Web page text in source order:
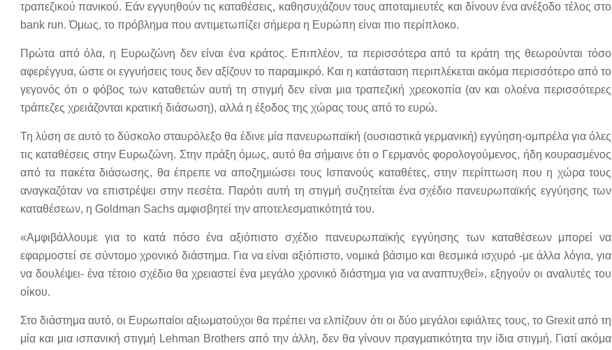
τραπεζικού πανικού. Εάν εγγυηθούν τις καταθέσεις, καθησυχάζουν τους αποταμιευτές και δίνουν ένα ανέξοδο τέλος στο
bank run. Όμως, το πρόβλημα που αντιμετωπίζει σήμερα η Ευρώπη είναι πιο περίπλοκο.
Πρώτα από όλα, η Ευρωζώνη δεν είναι ένα κράτος. Επιπλέον, τα περισσότερα από τα κράτη της θεωρούνται τόσο
αφερέγγυα, ώστε οι εγγυήσεις τους δεν αξίζουν το παραμικρό. Και η κατάσταση περιπλέκεται ακόμα περισσότερο από το
γεγονός ότι ο φόβος των καταθετών αυτή τη στιγμή δεν είναι μια τραπεζική χρεοκοπία (αν και ολοένα περισσότερες
τράπεζες χρειάζονται κρατική διάσωση), αλλά η έξοδος της χώρας τους από το ευρώ.
Τη λύση σε αυτό το δύσκολο σταυρόλεξο θα έδινε μία πανευρωπαϊκή (ουσιαστικά γερμανική) εγγύηση-ομπρέλα για όλες
τις καταθέσεις στην Ευρωζώνη. Στην πράξη όμως, αυτό θα σήμαινε ότι ο Γερμανός φορολογούμενος, ήδη κουρασμένος
από τα πακέτα διάσωσης, θα έπρεπε να αποζημιώσει τους Ισπανούς καταθέτες, στην περίπτωση που η χώρα τους
αναγκαζόταν να επιστρέψει στην πεσέτα. Παρότι αυτή τη στιγμή συζητείται ένα σχέδιο πανευρωπαϊκής εγγύησης των
καταθέσεων, η Goldman Sachs αμφισβητεί την αποτελεσματικότητά του.
«Αμφιβάλλουμε για το κατά πόσο ένα αξιόπιστο σχέδιο πανευρωπαϊκής εγγύησης των καταθέσεων μπορεί να
εφαρμοστεί σε σύντομο χρονικό διάστημα. Για να είναι αξιόπιστο, νομικά βάσιμο και θεσμικά ισχυρό -με άλλα λόγια, για
να δουλέψει- ένα τέτοιο σχέδιο θα χρειαστεί ένα μεγάλο χρονικό διάστημα για να αναπτυχθεί», εξηγούν οι αναλυτές του
οίκου.
Στο διάστημα αυτό, οι Ευρωπαίοι αξιωματούχοι θα πρέπει να ελπίζουν ότι οι δύο μεγάλοι εφιάλτες τους, το Grexit από τη
μία και μια ισπανική στιγμή Lehman Brothers από την άλλη, δεν θα γίνουν πραγματικότητα την ίδια στιγμή. Γιατί ακόμα